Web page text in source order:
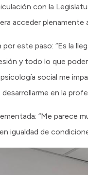
con la
acceder
este paso: “Es la
y todo lo que
social me
en la
“Me
igualdad de